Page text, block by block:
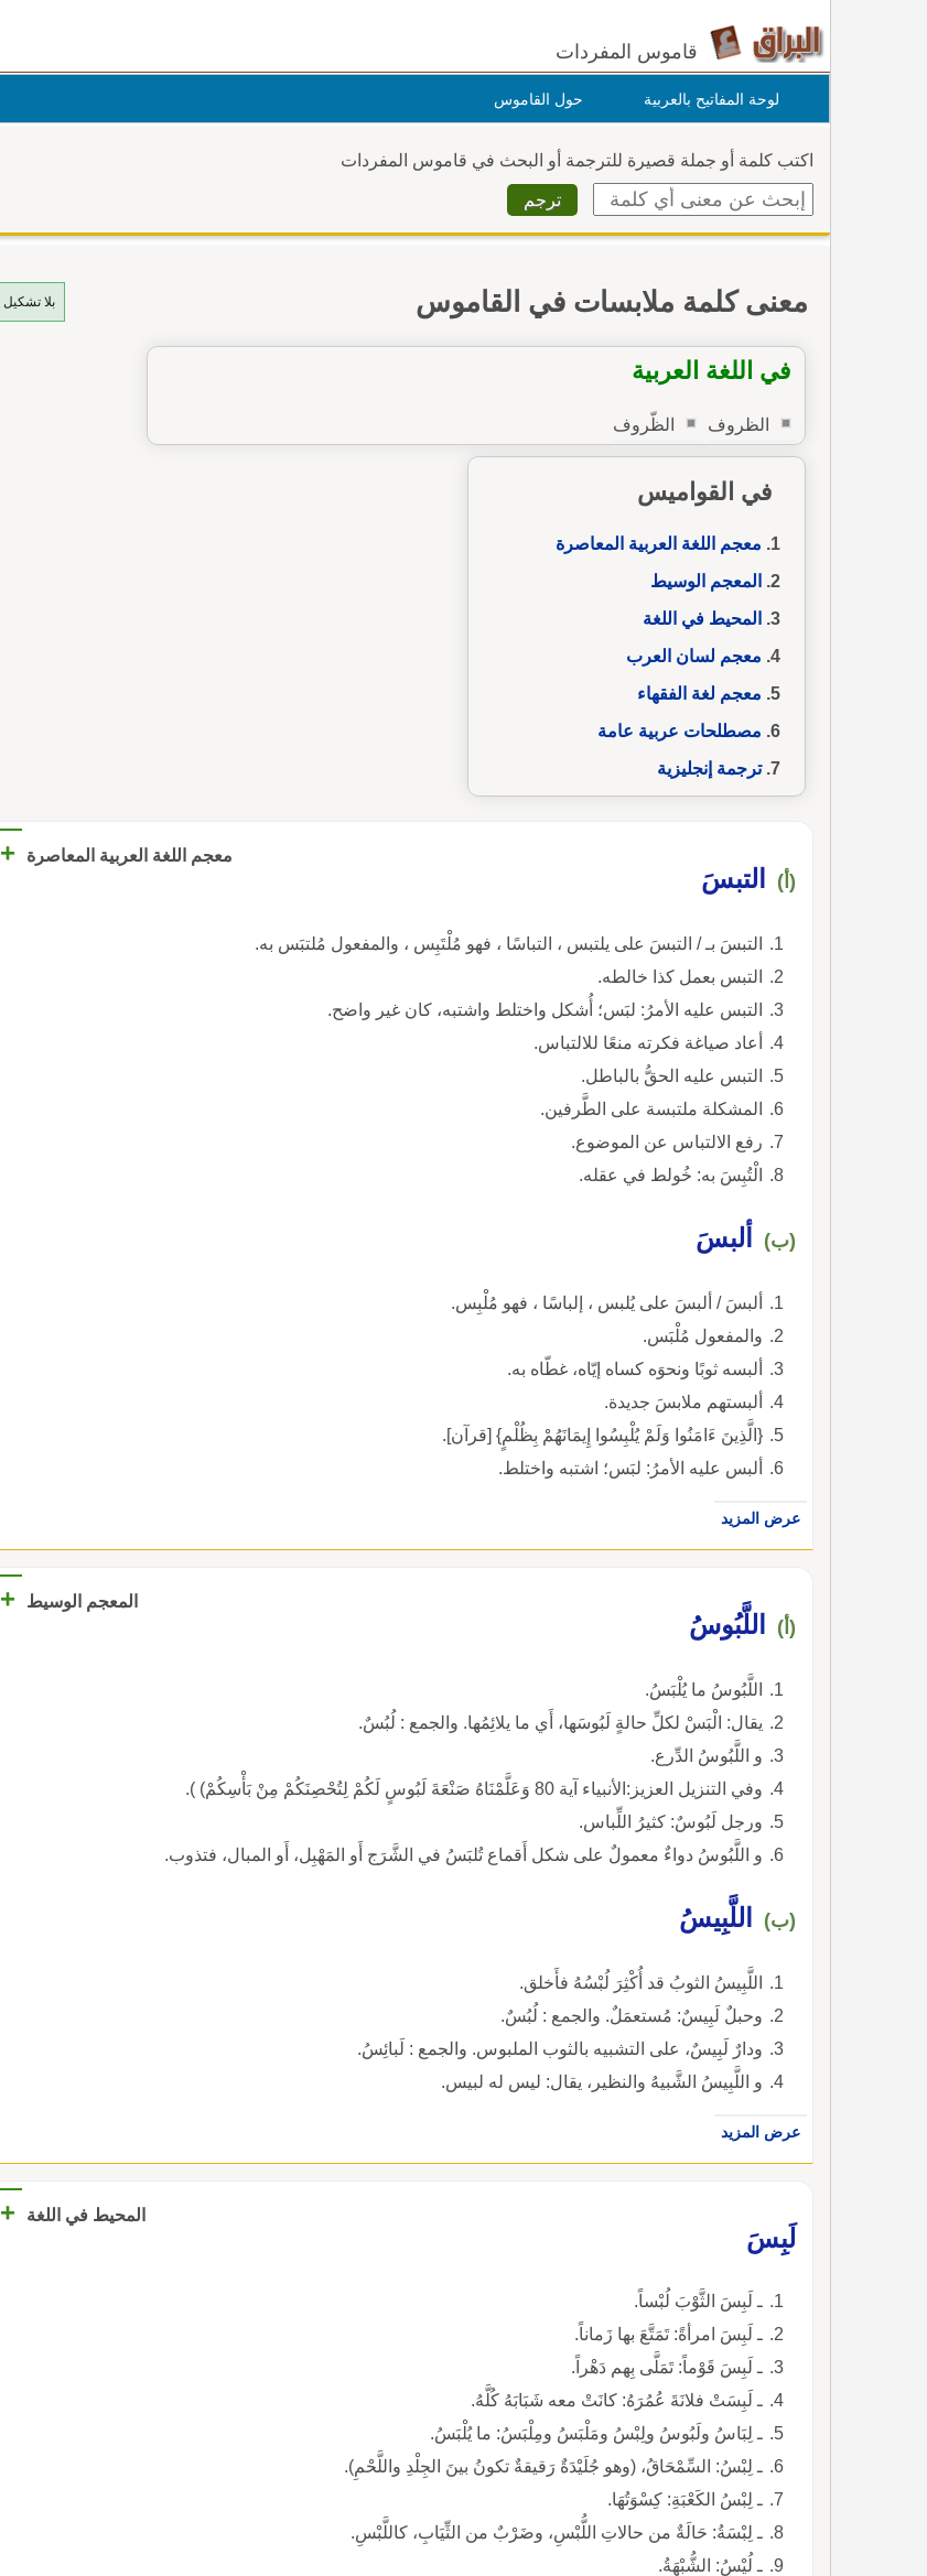
قاموس المفردات
لوحة المفاتيح بالعربية حول القاموس
اكتب كلمة أو جملة قصيرة للترجمة أو البحث في قاموس المفردات
بلا تشكيل معنى كلمة ملابسات في القاموس
في اللغة العربية
الظروف الظّروف
في القواميس
معجم اللغة العربية المعاصرة
المعجم الوسيط
المحيط في اللغة
معجم لسان العرب
معجم لغة الفقهاء
مصطلحات عربية عامة
ترجمة إنجليزية
معجم اللغة العربية المعاصرة +
(أ) التبسَ
التبسَ بـ / التبسَ على يلتبس ، التباسًا ، فهو مُلْتَبِس ، والمفعول مُلتبَس به.
التبس بعمل كذا خالطه.
التبس عليه الأمرُ: لبَس؛ أُشكل واختلط واشتبه، كان غير واضح.
أعاد صياغة فكرته منعًا للالتباس.
التبس عليه الحقُّ بالباطل.
المشكلة ملتبسة على الطَّرفين.
رفع الالتباس عن الموضوع.
الْتُبِسَ به: خُولط في عقله.
(ب) ألبسَ
ألبسَ / ألبسَ على يُلبس ، إلباسًا ، فهو مُلْبِس.
والمفعول مُلْبَس.
ألبسه ثوبًا ونحوَه كساه إيّاه، غطّاه به.
ألبستهم ملابسَ جديدة.
{الَّذِينَ ءَامَنُوا وَلَمْ يُلْبِسُوا إِيمَانَهُمْ بِظُلْمٍ} [قرآن].
ألبس عليه الأمرُ: لبَس؛ اشتبه واختلط.
عرض المزيد
المعجم الوسيط +
(أ) اللَّبُوسُ
اللَّبُوسُ ما يُلْبَسُ.
يقال: الْبَسْ لكلِّ حالةٍ لَبُوسَها، أَي ما يلائِمُها. والجمع : لُبُسٌ.
و اللَّبُوسُ الدِّرع.
وفي التنزيل العزيز:الأنبياء آية 80 وَعَلَّمْنَاهُ صَنْعَةَ لَبُوسٍ لَكُمْ لِتُحْصِنَكُمْ مِنْ بَأْسِكُمْ) ).
ورجل لَبُوسٌ: كثيرُ اللِّباس.
و اللَّبُوسُ دواءٌ معمولٌ على شكل أَقماع تُلبَسُ في الشَّرَج أَو المَهْبِل، أَو المبال، فتذوب.
(ب) اللَّبِيسُ
اللَّبِيسُ الثوبُ قد أُكْثِرَ لُبْسُهُ فأَخلق.
وحبلٌ لَبِيسٌ: مُستعمَلٌ. والجمع : لُبُسٌ.
ودارٌ لَبِيسٌ، على التشبيه بالثوب الملبوس. والجمع : لَبائِسُ.
و اللَّبِيسُ الشَّبيهُ والنظير، يقال: ليس له لبيس.
عرض المزيد
المحيط في اللغة
+
لَبِسَ
ـ لَبِسَ الثَّوْبَ لُبْساً.
ـ لَبِسَ امرأةً: تَمَتَّعَ بها زَماناً.
ـ لَبِسَ قَوْماً: تَمَلَّى بِهم دَهْراً.
ـ لَبِسَتْ فلانَةَ عُمُرَهُ: كانَتْ معه شَبَابَهُ كُلَّهُ.
ـ لِبَاسُ ولَبُوسُ ولِبْسُ ومَلْبَسُ ومِلْبَسُ: ما يُلْبَسُ.
ـ لِبْسُ: السِّمْحَاقُ، (وهو جُلَيْدَةٌ رَقيقةٌ تكونُ بينَ الجِلْدِ واللَّحْمِ).
ـ لِبْسُ الكَعْبَةِ: كِسْوَتُهَا.
ـ لِبْسَةُ: حَالَةٌ من حالاتِ اللُّبْسِ، وضَرْبٌ من الثِّيَابِ، كاللَّبْسِ.
ـ لُيْسُ: الشُّبْهَةُ.